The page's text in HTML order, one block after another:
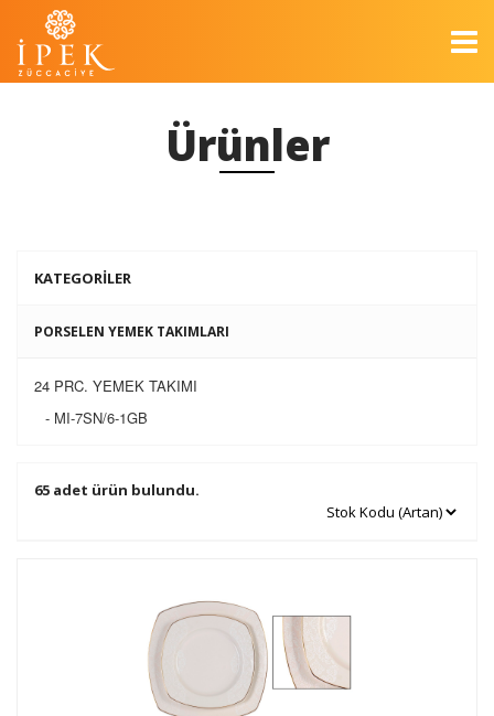
Ürünler
KATEGORİLER
PORSELEN YEMEK TAKIMLARI
24 PRC. YEMEK TAKIMI
- MI-7SN/6-1GB
65 adet ürün bulundu.